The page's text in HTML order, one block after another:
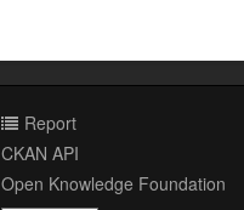
Report
CKAN API
Open Knowledge Foundation